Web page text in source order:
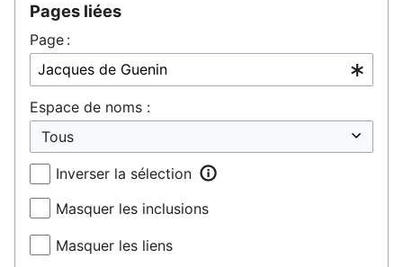
Pages liées
Page :
Espace de noms :
Inverser la sélection
Masquer les inclusions
Masquer les liens